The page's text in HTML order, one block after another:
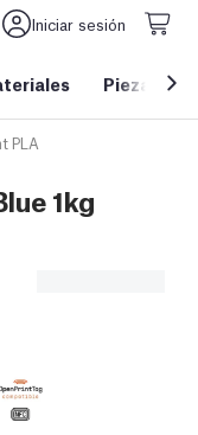
Iniciar sesión
Piezas y
PLA
1kg